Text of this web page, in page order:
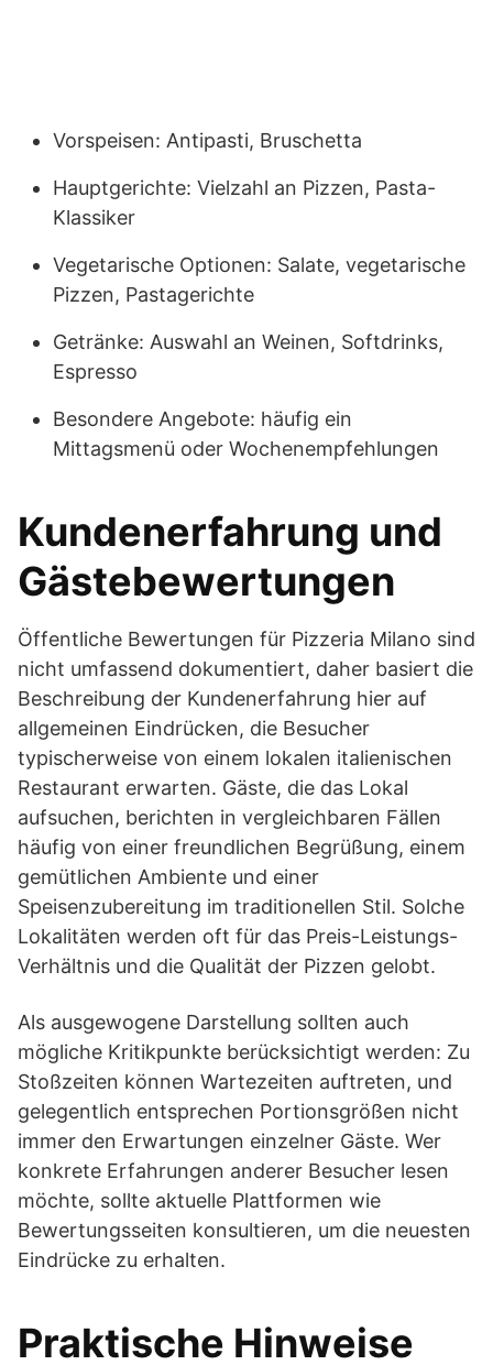
Vorspeisen: Antipasti, Bruschetta
Hauptgerichte: Vielzahl an Pizzen, Pasta-
Klassiker
Vegetarische Optionen: Salate, vegetarische
Pizzen, Pastagerichte
Getränke: Auswahl an Weinen, Softdrinks,
Espresso
Besondere Angebote: häufig ein
Mittagsmenü oder Wochenempfehlungen
Kundenerfahrung und
Gästebewertungen
Öffentliche Bewertungen für Pizzeria Milano sind
nicht umfassend dokumentiert, daher basiert die
Beschreibung der Kundenerfahrung hier auf
allgemeinen Eindrücken, die Besucher
typischerweise von einem lokalen italienischen
Restaurant erwarten. Gäste, die das Lokal
aufsuchen, berichten in vergleichbaren Fällen
häufig von einer freundlichen Begrüßung, einem
gemütlichen Ambiente und einer
Speisenzubereitung im traditionellen Stil. Solche
Lokalitäten werden oft für das Preis-Leistungs-
Verhältnis und die Qualität der Pizzen gelobt.
Als ausgewogene Darstellung sollten auch
mögliche Kritikpunkte berücksichtigt werden: Zu
Stoßzeiten können Wartezeiten auftreten, und
gelegentlich entsprechen Portionsgrößen nicht
immer den Erwartungen einzelner Gäste. Wer
konkrete Erfahrungen anderer Besucher lesen
möchte, sollte aktuelle Plattformen wie
Bewertungsseiten konsultieren, um die neuesten
Eindrücke zu erhalten.
Praktische Hinweise